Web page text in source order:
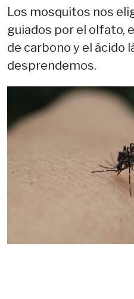
Los mosquitos nos
guiados por el olfato,
de carbono y el ácido
desprendemos.